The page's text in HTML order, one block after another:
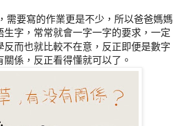
需要寫的作業更是不少，所以爸爸媽媽
字，常常就會一字一字的要求，一定
反而也就比較不在意，反正即便是數字
係，反正看得懂就可以了。